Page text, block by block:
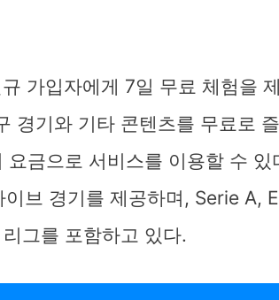
가입자에게 7일 무료 체험을
경기와 기타 콘텐츠를 무료로
요금으로 서비스를 이용할 수
브 경기를 제공하며, Serie A,
그를 포함하고 있다.